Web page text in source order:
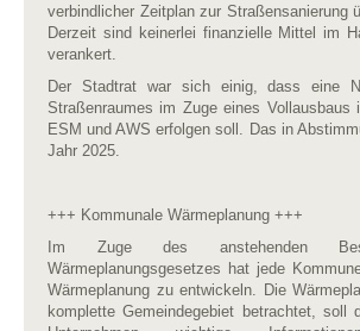
verbindlicher Zeitplan zur Straßensanierung
Derzeit sind keinerlei finanzielle Mittel im
verankert.
Der Stadtrat war sich einig, dass eine
Straßenraumes im Zuge eines Vollausbaus
ESM und AWS erfolgen soll. Das in
Jahr 2025.
+++ Kommunale Wärmeplanung +++
Im Zuge des anstehenden
Wärmeplanungsgesetzes hat jede
Wärmeplanung zu entwickeln. Die
komplette Gemeindegebiet betrachtet, soll